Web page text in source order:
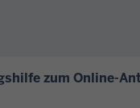
zum Online-